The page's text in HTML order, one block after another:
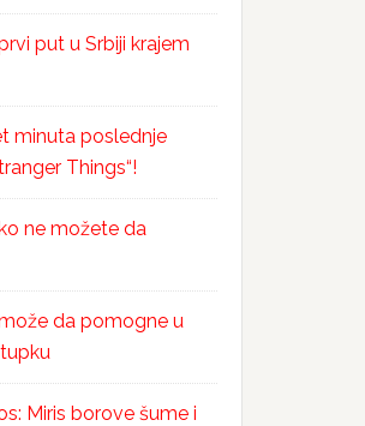
put u Srbiji krajem
minuta poslednje
Things“!
ne možete da
da pomogne u
Miris borove šume i